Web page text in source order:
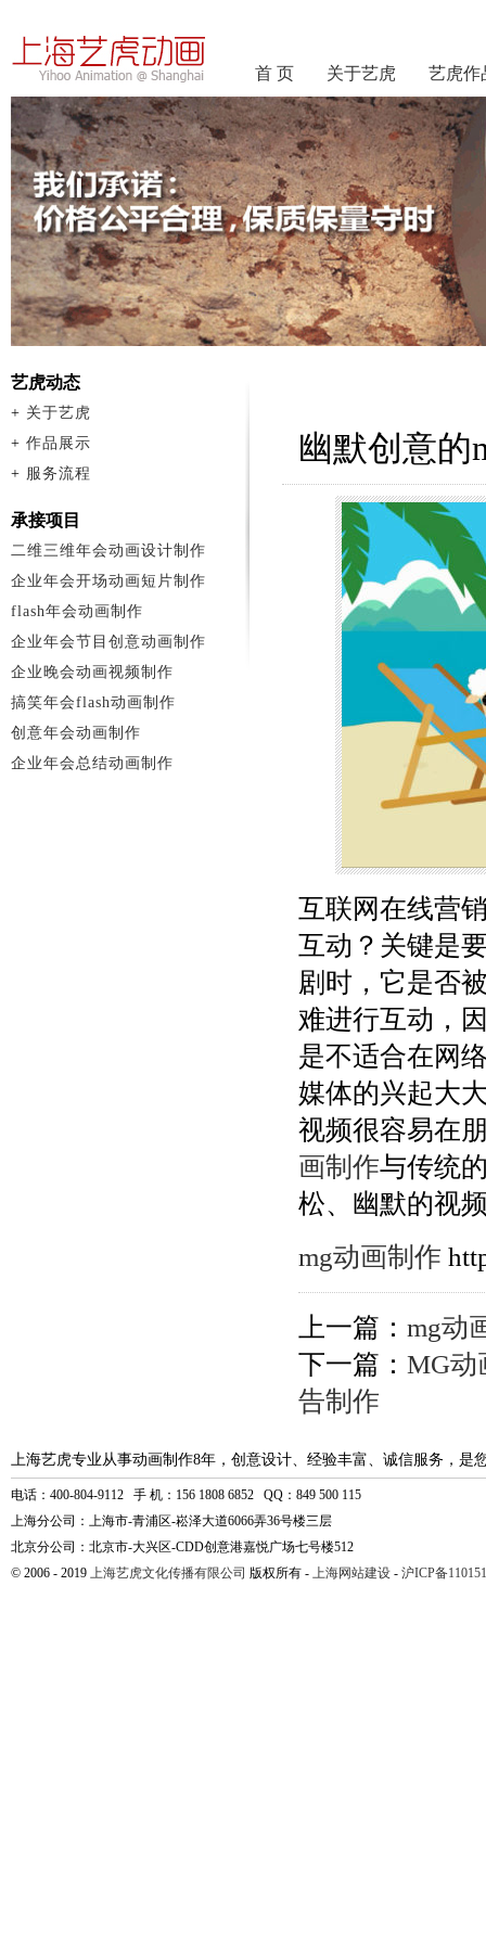
首 页 关于艺虎 艺虎作
幽默创意的
互联网在线营
互动？关键是
剧时，它是否
难进行互动，
是不适合在网
媒体的兴起大
视频很容易在
画制作与传统
松、幽默的视
mg动画制作
上一篇： mg动
下一篇： MG动
告制作
艺虎动态
+ 关于艺虎
+ 作品展示
+ 服务流程
承接项目
二维三维年会动画设计制作
企业年会开场动画短片制作
flash年会动画制作
企业年会节目创意动画制作
企业晚会动画视频制作
搞笑年会flash动画制作
创意年会动画制作
企业年会总结动画制作
上海艺虎专业从事动画制作8年，创意设计、经验丰富、诚信服务，是
电话：400-804-9112 手 机：156 1808 6852 QQ：849 500 115
上海分公司：上海市-青浦区-崧泽大道6066弄36号楼三层
北京分公司：北京市-大兴区-CDD创意港嘉悦广场七号楼512
© 2006 - 2019 上海艺虎文化传播有限公司 版权所有 - 上海网站建设 - 沪ICP备